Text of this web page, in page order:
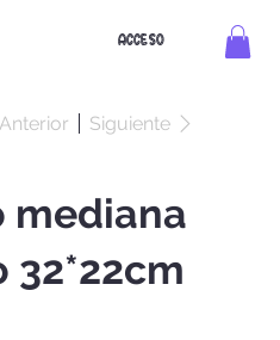
ACCESO
Anterior Siguiente
mediana